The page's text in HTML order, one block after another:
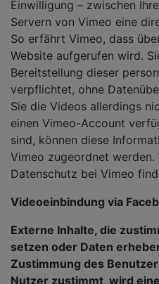
Einwilligung – zwischen
Servern von Vimeo eine
So erfährt Vimeo, dass
Website aufgerufen wird.
Bereitstellung dieser
verpflichtet, ohne
Sie die Videos allerdings
einen Vimeo-Account
sind, können diese
Vimeo zugeordnet
Datenschutz bei Vimeo
Videoeinbindung via
Externe Inhalte, die
setzen oder Daten
Zustimmung des
Nutzer zustimmt, wird